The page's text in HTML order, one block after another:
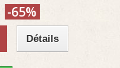
-65%
Détails